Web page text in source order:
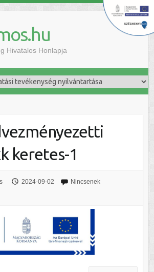
Hivatalos Honlapja
keretes-1
2024-09-02
Nincsenek